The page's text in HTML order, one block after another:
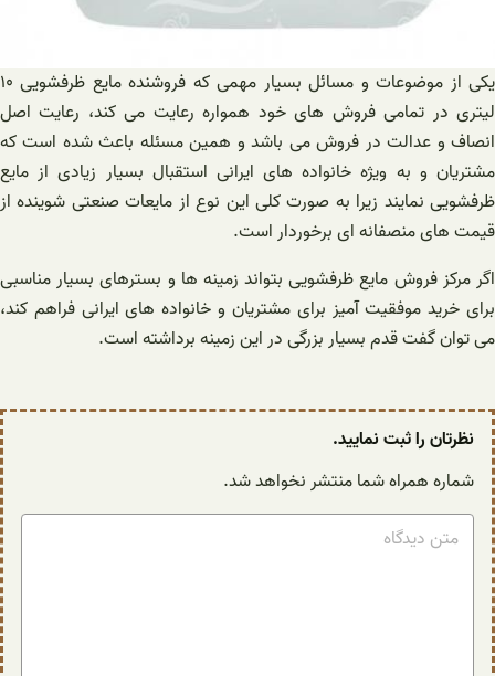
یکی از موضوعات و مسائل بسیار مهمی که فروشنده مایع ظرفشویی ۱۰
لیتری در تمامی فروش های خود همواره رعایت می کند، رعایت اصل
انصاف و عدالت در فروش می باشد و همین مسئله باعث شده است که
مشتریان و به ویژه خانواده های ایرانی استقبال بسیار زیادی از مایع
ظرفشویی نمایند زیرا به صورت کلی این نوع از مایعات صنعتی شوینده از
قیمت های منصفانه ای برخوردار است.
اگر مرکز فروش مایع ظرفشویی بتواند زمینه‌ ها و بسترهای بسیار مناسبی
برای خرید موفقیت آمیز برای مشتریان و خانواده‌ های ایرانی فراهم کند،
می توان گفت قدم بسیار بزرگی در این زمینه برداشته است.
نظرتان را ثبت نمایید.
شماره همراه شما منتشر نخواهد شد.